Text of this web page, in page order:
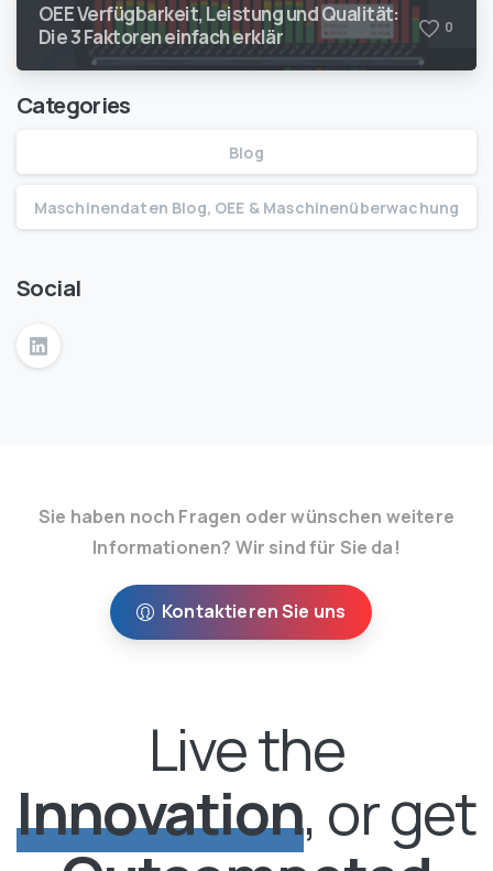
OEE Verfügbarkeit, Leistung und Qualität:
Die 3 Faktoren einfach erklär
0
Categories
Blog
Maschinendaten Blog, OEE & Maschinenüberwachung
Social
Sie haben noch Fragen oder wünschen weitere
Informationen? Wir sind für Sie da!
Kontaktieren Sie uns
Live the
Innovation, or get